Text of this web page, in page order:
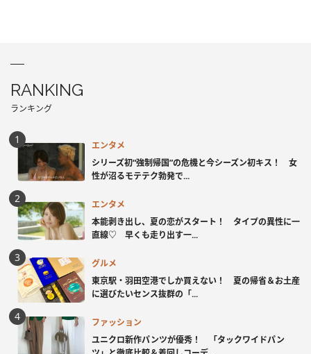
RANKING
ランキング
エンタメ
シリーズ初“強制帰国”の危機と今シーズン初キス！ 女
性が沼るモテテク勃発で...
エンタメ
本能剥き出し、夏の恋がスタート！ タイプの異性に一
直線♡ 早くも走り出す一...
グルメ
東京駅・羽田空港でしか買えない！ 夏の帰省＆お土産
に選びたいセンス抜群の「...
ファッション
ユニクロ新作パンツが優秀！ 「タックワイドパン